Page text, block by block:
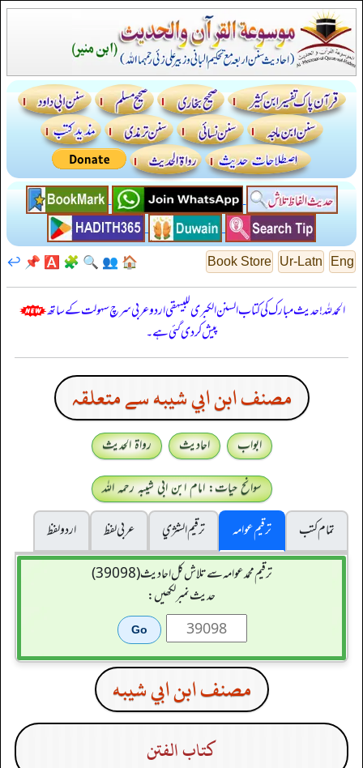
Eng
Ur-Latn
Book Store
🏠
👥
🔍
🧩
🅰️
📌
↩️
الحمدللہ! حدیث مبارک کی کتاب السنن الكبرى للبيهقي اردو عربی سرچ سہولت کے ساتھ
پیش کر دی گئی ہے۔
مصنف ابن ابي شيبه سے متعلقہ
ابواب احادیث
رواۃ الحدیث
سوانح حیات: امام ابن ابی شیبہ رحمہ اللہ
تمام کتب
ترقیم عوامہ ترقيم الشژي عربی لفظ
اردو لفظ
ترقیم محمدعوامہ سے تلاش کل احادیث (39098)
حدیث نمبر لکھیں:
مصنف ابن ابي شيبه
كتاب الفتن